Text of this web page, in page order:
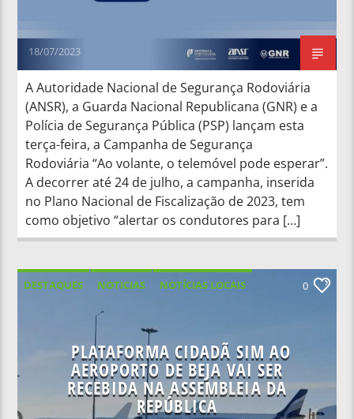
18/07/2023
A Autoridade Nacional de Segurança Rodoviária
(ANSR), a Guarda Nacional Republicana (GNR) e a
Polícia de Segurança Pública (PSP) lançam esta
terça-feira, a Campanha de Segurança
Rodoviária “Ao volante, o telemóvel pode esperar”.
A decorrer até 24 de julho, a campanha, inserida
no Plano Nacional de Fiscalização de 2023, tem
como objetivo “alertar os condutores para […]
DESTAQUES NOTICIAS
NOTÍCIAS LOCAIS
NOTÍCIAS NACIONAIS
0
PLATAFORMA CIDADÃ SIM AO
AEROPORTO DE BEJA VAI SER
RECEBIDA NA ASSEMBLEIA DA
REPÚBLICA